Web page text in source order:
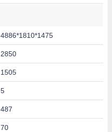
4886*1810*1475
2850
1505
5
487
70